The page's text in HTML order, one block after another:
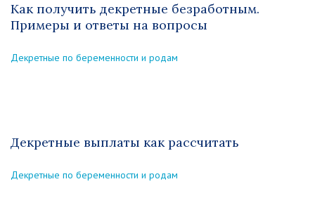
Как получить декретные безработным.
Примеры и ответы на вопросы
Декретные по беременности и родам
Декретные выплаты как рассчитать
Декретные по беременности и родам